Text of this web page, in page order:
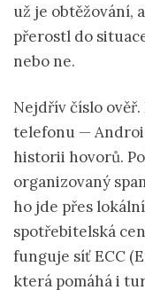
už je obtěžování,
přerostl do
nebo ne.
Nejdřív číslo
telefonu —
historii hovorů.
organizovaný
ho jde přes
spotřebitelská
funguje síť ECC
která pomáhá i